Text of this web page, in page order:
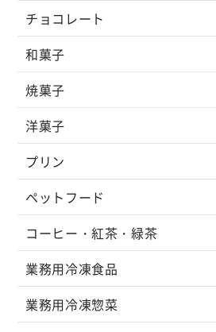
チョコレート
和菓子
焼菓子
洋菓子
プリン
ペットフード
コーヒー・紅茶・緑茶
業務用冷凍食品
業務用冷凍惣菜